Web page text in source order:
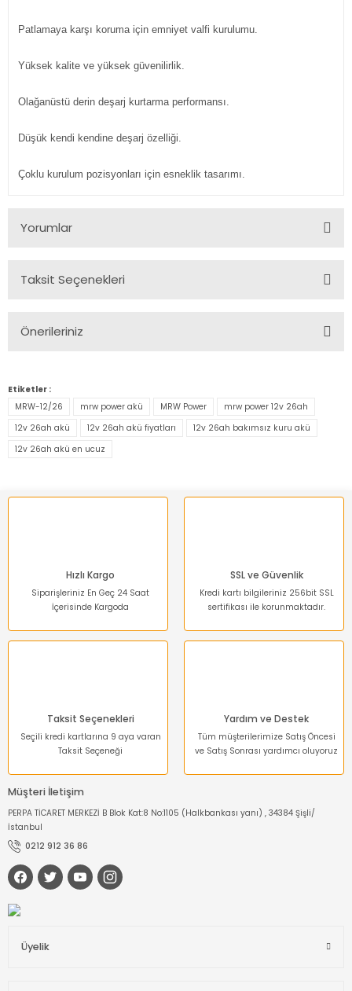
Patlamaya karşı koruma için emniyet valfi kurulumu.
Yüksek kalite ve yüksek güvenilirlik.
Olağanüstü derin deşarj kurtarma performansı.
Düşük kendi kendine deşarj özelliği.
Çoklu kurulum pozisyonları için esneklik tasarımı.
Yorumlar
Taksit Seçenekleri
Önerileriniz
konularda yetersiz gördüğünüz noktaları öneri formunu
kullanarak tarafımıza iletebilirsiniz.
Görüş ve önerileriniz için teşekkür ederiz.
Ürün bilgilerinde hatalar bulunuyor.
Etiketler :
MRW-12/26
mrw power akü MRW Power
mrw power 12v 26ah
12v 26ah akü
12v 26ah akü fiyatları
12v 26ah bakımsız kuru akü
12v 26ah akü en ucuz
Hızlı Kargo
Siparişleriniz En Geç 24 Saat
İçerisinde Kargoda
SSL ve Güvenlik
Kredi kartı bilgileriniz 256bit SSL
sertifikası ile korunmaktadır.
Taksit Seçenekleri
Seçili kredi kartlarına 9 aya varan
Taksit Seçeneği
Yardım ve Destek
Tüm müşterilerimize Satış Öncesi
ve Satış Sonrası yardımcı oluyoruz
Müşteri İletişim
PERPA TİCARET MERKEZİ B Blok Kat:8 No:1105 (Halkbankası yanı) , 34384 Şişli/
İstanbul
0212 912 36 86
Üyelik